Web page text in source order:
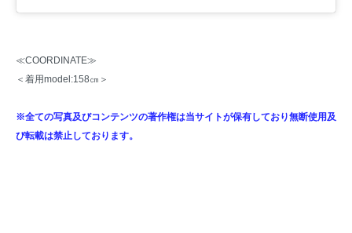
≪COORDINATE≫
＜着用model:158㎝＞
※全ての写真及びコンテンツの著作権は当サイトが保有しており無断使用及
び転載は禁止しております。